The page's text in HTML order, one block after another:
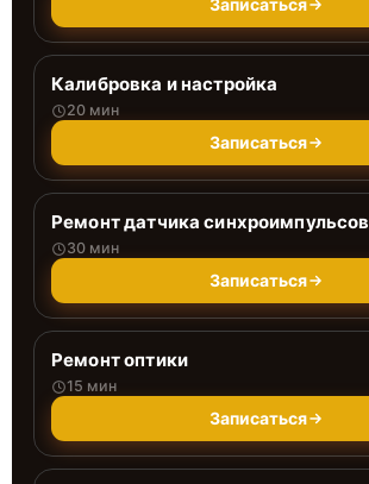
Записаться
Калибровка и настройка
20 мин
Записаться
Ремонт датчика синхроимпульсов
30 мин
Записаться
Ремонт оптики
15 мин
Записаться